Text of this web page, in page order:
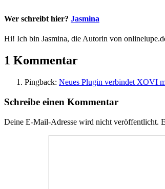
Wer schreibt hier? Jasmina
Hi! Ich bin Jasmina, die Autorin von
1 Kommentar
Pingback: Neues Plugin verbindet XOVI
Schreibe einen Kommentar
Deine E-Mail-Adresse wird nicht veröffentlicht.